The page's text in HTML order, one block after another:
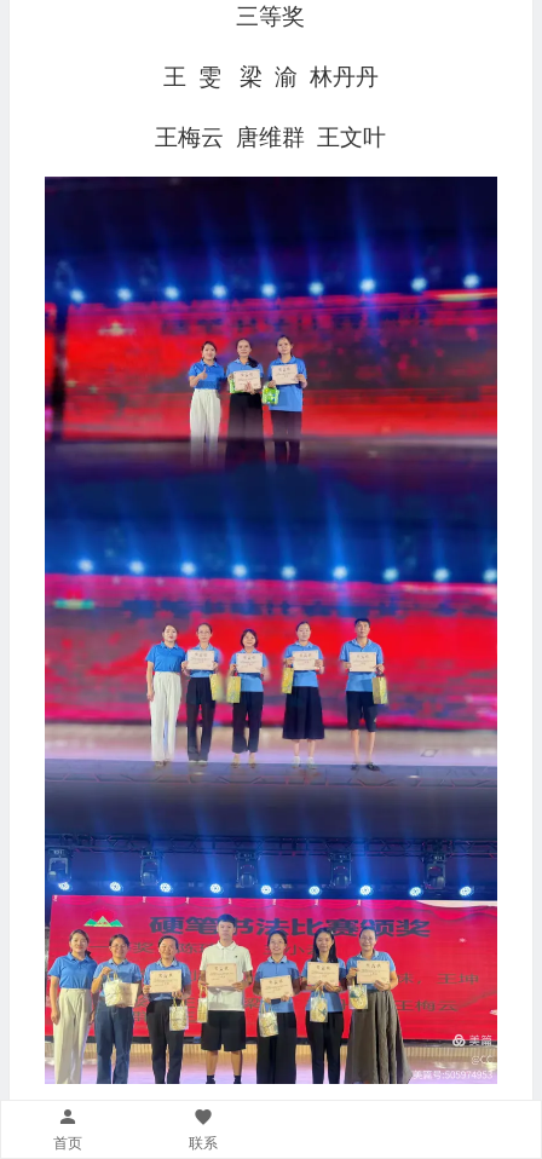
三等奖
王 雯 梁 渝 林丹丹
王梅云 唐维群 王文叶
03
首页 联系